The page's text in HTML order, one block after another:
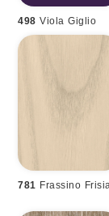
498 Viola Giglio
781 Frassino Frisia